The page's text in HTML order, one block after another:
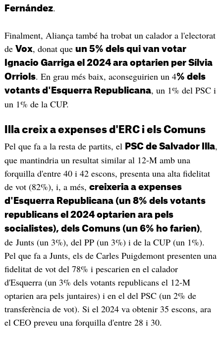
Fernández.
Finalment, Aliança també ha trobat un calador a l'electorat
de Vox, donat que un 5% dels qui van votar
Ignacio Garriga el 2024 ara optarien per Sílvia
Orriols. En grau més baix, aconseguirien un 4% dels
votants d'Esquerra Republicana, un 1% del PSC i
un 1% de la CUP.
Illa creix a expenses d'ERC i els Comuns
Pel que fa a la resta de partits, el PSC de Salvador Illa,
que mantindria un resultat similar al 12-M amb una
forquilla d'entre 40 i 42 escons, presenta una alta fidelitat
de vot (82%), i, a més, creixeria a expenses
d'Esquerra Republicana (un 8% dels votants
republicans el 2024 optarien ara pels
socialistes), dels Comuns (un 6% ho farien),
de Junts (un 3%), del PP (un 3%) i de la CUP (un 1%).
Pel que fa a Junts, els de Carles Puigdemont presenten una
fidelitat de vot del 78% i pescarien en el calador
d'Esquerra (un 3% dels votants republicans el 12-M
optarien ara pels juntaires) i en el del PSC (un 2% de
transferència de vot). Si el 2024 va obtenir 35 escons, ara
el CEO preveu una forquilla d'entre 28 i 30.